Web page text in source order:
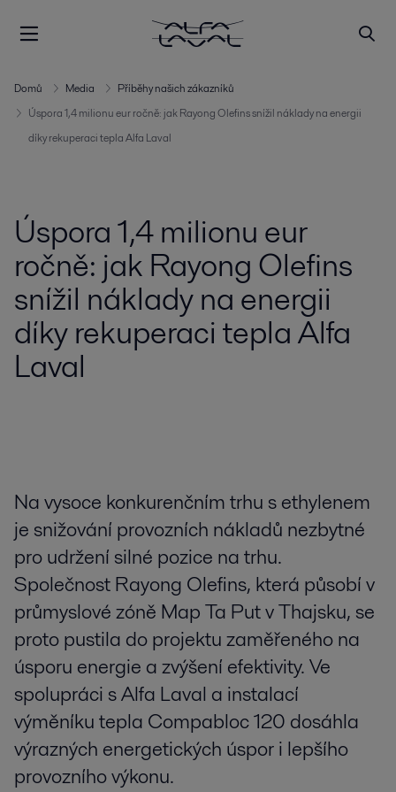
Domů Media
Příběhy našich zákazníků
Úspora 1,4 milionu eur ročně: jak Rayong Olefins snížil náklady na energii
díky rekuperaci tepla Alfa Laval
Úspora 1,4 milionu eur
ročně: jak Rayong Olefins
snížil náklady na energii
díky rekuperaci tepla Alfa
Laval
Na vysoce konkurenčním trhu s ethylenem
je snižování provozních nákladů nezbytné
pro udržení silné pozice na trhu.
Společnost Rayong Olefins, která působí v
průmyslové zóně Map Ta Put v Thajsku, se
proto pustila do projektu zaměřeného na
úsporu energie a zvýšení efektivity. Ve
spolupráci s Alfa Laval a instalací
výměníku tepla Compabloc 120 dosáhla
výrazných energetických úspor i lepšího
provozního výkonu.